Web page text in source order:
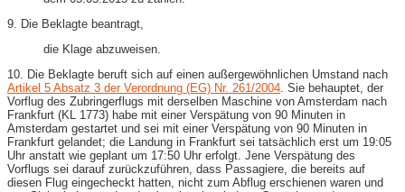
9. Die Beklagte beantragt,
die Klage abzuweisen.
10. Die Beklagte beruft sich auf einen außergewöhnlichen Umstand nach
Artikel 5 Absatz 3 der Verordnung (EG) Nr. 261/2004 . Sie behauptet, der
Vorflug des Zubringerflugs mit derselben Maschine von Amsterdam nach
Frankfurt (KL 1773) habe mit einer Verspätung von 90 Minuten in
Amsterdam gestartet und sei mit einer Verspätung von 90 Minuten in
Frankfurt gelandet; die Landung in Frankfurt sei tatsächlich erst um 19:05
Uhr anstatt wie geplant um 17:50 Uhr erfolgt. Jene Verspätung des
Vorflugs sei darauf zurückzuführen, dass Passagiere, die bereits auf
diesen Flug eingecheckt hatten, nicht zum Abflug erschienen waren und